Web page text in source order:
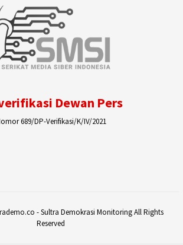
Dewan Pers
689/DP-Verifikasi/K/IV/2021
- Sultra Demokrasi Monitoring All Rights
Reserved